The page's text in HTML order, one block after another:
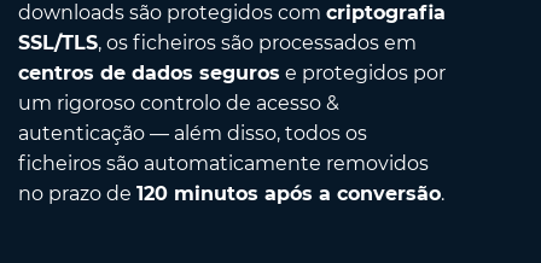
downloads são protegidos com criptografia
SSL/TLS, os ficheiros são processados em
centros de dados seguros e protegidos por
um rigoroso controlo de acesso &
autenticação — além disso, todos os
ficheiros são automaticamente removidos
no prazo de 120 minutos após a conversão.